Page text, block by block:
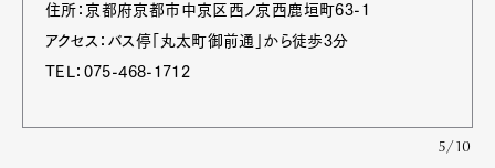
Official Columnist
About
Contact
住所：京都府京都市中京区西ノ京西鹿垣町63-1
アクセス：バス停「丸太町御前通」から徒歩3分
TEL：075-468-1712
5/10